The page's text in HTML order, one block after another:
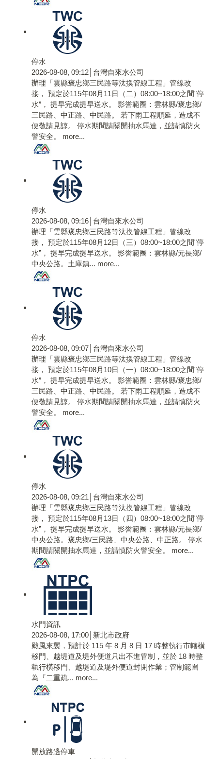
停水
2026-08-08, 09:12│台灣自來水公司
辦理「雲縣褒忠鄉三民路等汰換管線工程」管線改
接， 預定於115年08月11日（二）08:00~18:00之間"停
水”， 提早完成提早送水。 影誉範圈：雲林縣/褒忠鄉/
三民路、中正路、中民路。 若下雨工程順延，造成不
便敬請見諒。 停水期間請關開抽水馬達，並請慎防火
警安全。 more...
停水
2026-08-08, 09:16│台灣自來水公司
辦理「雲縣褒忠鄉三民路等汰換管線工程」管線改
接， 預定於115年08月12日（三）08:00~18:00之間"停
水”， 提早完成提早送水。 影誉範圈：雲林縣/元長鄉/
中央公路。土庫鎮... more...
停水
2026-08-08, 09:07│台灣自來水公司
辦理「雲縣褒忠鄉三民路等汰換管線工程」管線改
接， 預定於115年08月10日（一）08:00~18:00之間"停
水”， 提早完成提早送水。 影誉範圈：雲林縣/褒忠鄉/
三民路、中正路、中民路。 若下雨工程順延，造成不
便敬請見諒。 停水期間請關開抽水馬達，並請慎防火
警安全。 more...
停水
2026-08-08, 09:21│台灣自來水公司
辦理「雲縣褒忠鄉三民路等汰換管線工程」管線改
接， 預定於115年08月13日（四）08:00~18:00之間"停
水”， 提早完成提早送水。 影誉範圈：雲林縣/元長鄉/
中央公路。褒忠鄉/三民路、中央公路、中正路。 停水
期間請關開抽水馬達，並請慎防火警安全。 more...
水門資訊
2026-08-08, 17:00│新北市政府
颱風來襲，預計於 115 年 8 月 8 日 17 時整執行市轄橫
移門、越堤道及堤外便道只出不進管制，並於 18 時整
執行橫移門、越堤道及堤外便道封閉作業；管制範圍
為『二重疏... more...
開放路邊停車